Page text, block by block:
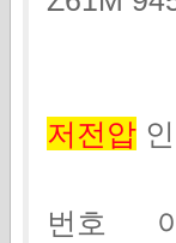
저전압
번호